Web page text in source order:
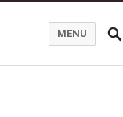
MENU